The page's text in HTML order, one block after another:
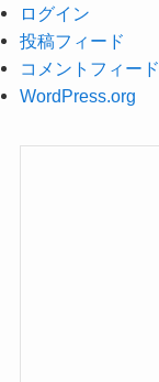
ログイン
投稿フィード
コメントフィード
WordPress.org